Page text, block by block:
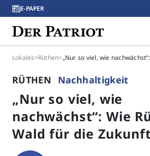
E-PAPER
Lokales>Rüthen>
RÜTHEN Nachhaltigkeit
„Nur so viel, wie
nachwächst“: Wie
Wald für die